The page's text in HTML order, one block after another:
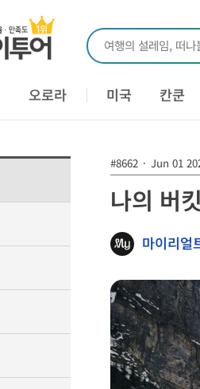
여행의 설레임, 떠나
오로라 미국 칸쿤
#8662 · Jun 01
나의 버
마이리얼